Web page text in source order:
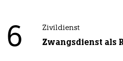
6 Zivildienst
Zwangsdienst als